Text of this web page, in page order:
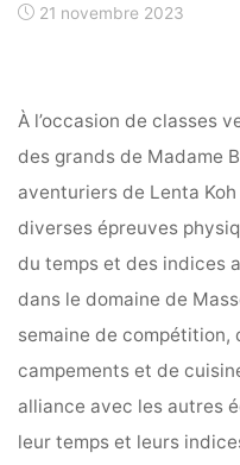
21 novembre 2023
À l’occasion de classes
des grands de Madame
aventuriers de Lenta
diverses épreuves
du temps et des indices
dans le domaine de
semaine de
campements et de
alliance avec les autres
leur temps et leurs